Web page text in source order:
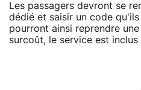
Les passagers devront se
dédié et saisir un code
pourront ainsi reprendre
surcoût, le service est